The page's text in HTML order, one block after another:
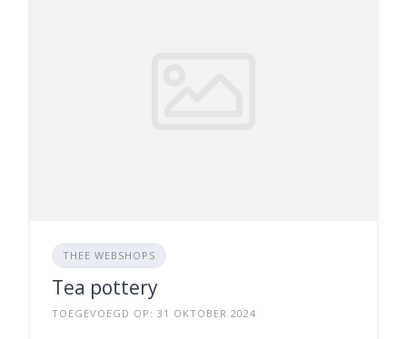
THEE WEBSHOPS
Tea pottery
TOEGEVOEGD OP: 31 OKTOBER 2024